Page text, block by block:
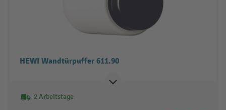
HEWI Wandtürpuffer 611.90
2 Arbeitstage